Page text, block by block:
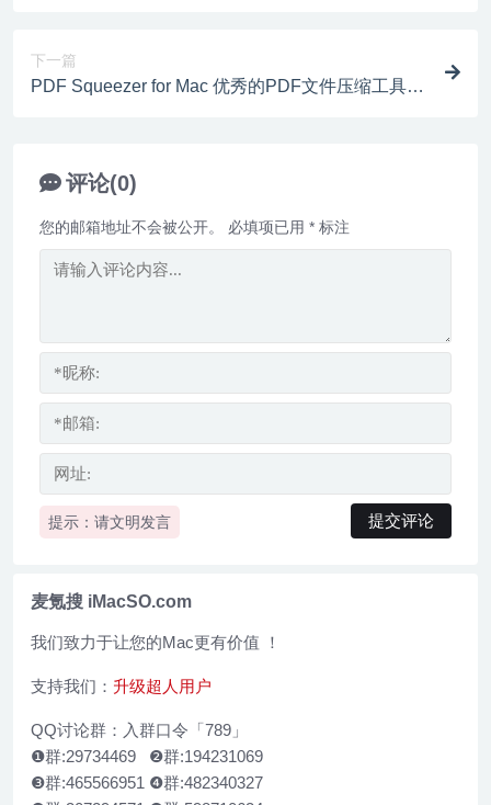
下一篇
PDF Squeezer for Mac 优秀的PDF文件压缩工具 v
评论(0)
提示：请文明发言
您的邮箱地址不会被公开。 必填项已用 * 标注
麦氪搜 iMacSO.com
我们致力于让您的Mac更有价值 ！
支持我们： 升级超人用户
QQ讨论群：入群口令「789」
❶群:29734469 ❷群:194231069
❸群:465566951 ❹群:482340327